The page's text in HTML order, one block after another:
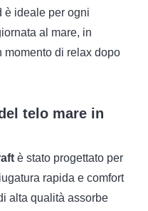
è ideale per ogni
al mare, in
momento di relax dopo
telo mare in
è stato progettato per
rapida e comfort
alta qualità assorbe